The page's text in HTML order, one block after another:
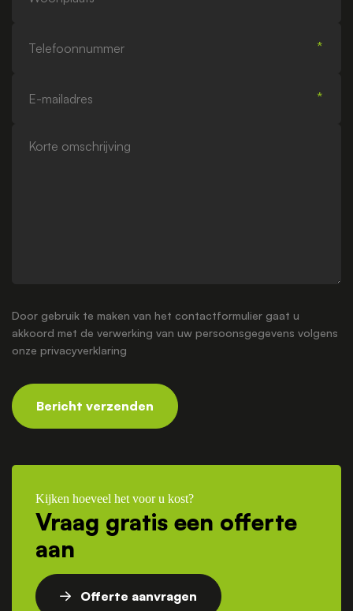
mailadres
omschrijving
Door gebruik te maken van het contactformulier gaat u
akkoord met de verwerking van uw persoonsgegevens volgens
onze privacyverklaring
Bericht verzenden
Kijken hoeveel het voor u kost?
Vraag gratis een offerte
aan
Offerte aanvragen